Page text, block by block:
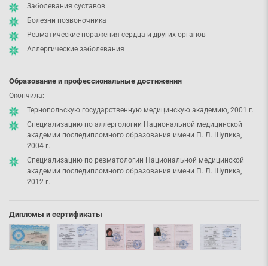
Заболевания суставов
Болезни позвоночника
Ревматические поражения сердца и других органов
Аллергические заболевания
Образование и профессиональные достижения
Окончила:
Тернопольскую государственную медицинскую академию, 2001 г.
Специализацию по аллергологии Национальной медицинской
академии последипломного образования имени П. Л. Шупика,
2004 г.
Специализацию по ревматологии Национальной медицинской
академии последипломного образования имени П. Л. Шупика,
2012 г.
Дипломы и сертификаты